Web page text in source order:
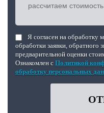
Я согласен на обработку
обработки заявки, обратного
предварительной оценки
Ознакомлен с Политикой
обработку персональных